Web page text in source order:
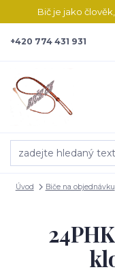
Bič je jako
+420 774 431 931
Úvod Biče na objednávku